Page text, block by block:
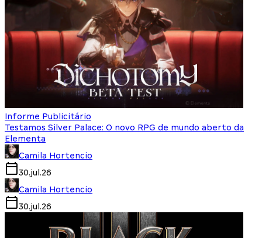
Informe Publicitário
Testamos Silver Palace: O novo RPG de mundo aberto da
Elementa
Camila Hortencio
30.jul.26
Camila Hortencio
30.jul.26